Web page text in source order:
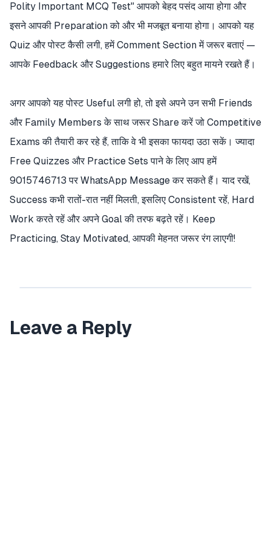
Polity Important MCQ Test" आपको बेहद पसंद आया होगा और
इसने आपकी Preparation को और भी मजबूत बनाया होगा। आपको यह
Quiz और पोस्ट कैसी लगी, हमें Comment Section में जरूर बताएं —
आपके Feedback और Suggestions हमारे लिए बहुत मायने रखते हैं।
अगर आपको यह पोस्ट Useful लगी हो, तो इसे अपने उन सभी Friends
और Family Members के साथ जरूर Share करें जो Competitive
Exams की तैयारी कर रहे हैं, ताकि वे भी इसका फायदा उठा सकें। ज्यादा
Free Quizzes और Practice Sets पाने के लिए आप हमें
9015746713 पर WhatsApp Message कर सकते हैं। याद रखें,
Success कभी रातों-रात नहीं मिलती, इसलिए Consistent रहें, Hard
Work करते रहें और अपने Goal की तरफ बढ़ते रहें। Keep
Practicing, Stay Motivated, आपकी मेहनत जरूर रंग लाएगी!
Leave a Reply